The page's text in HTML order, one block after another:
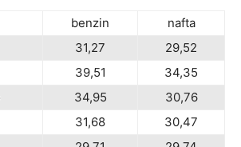
benzin
nafta
31,27
29,52
39,51
34,35
34,95
30,76
31,68
30,47